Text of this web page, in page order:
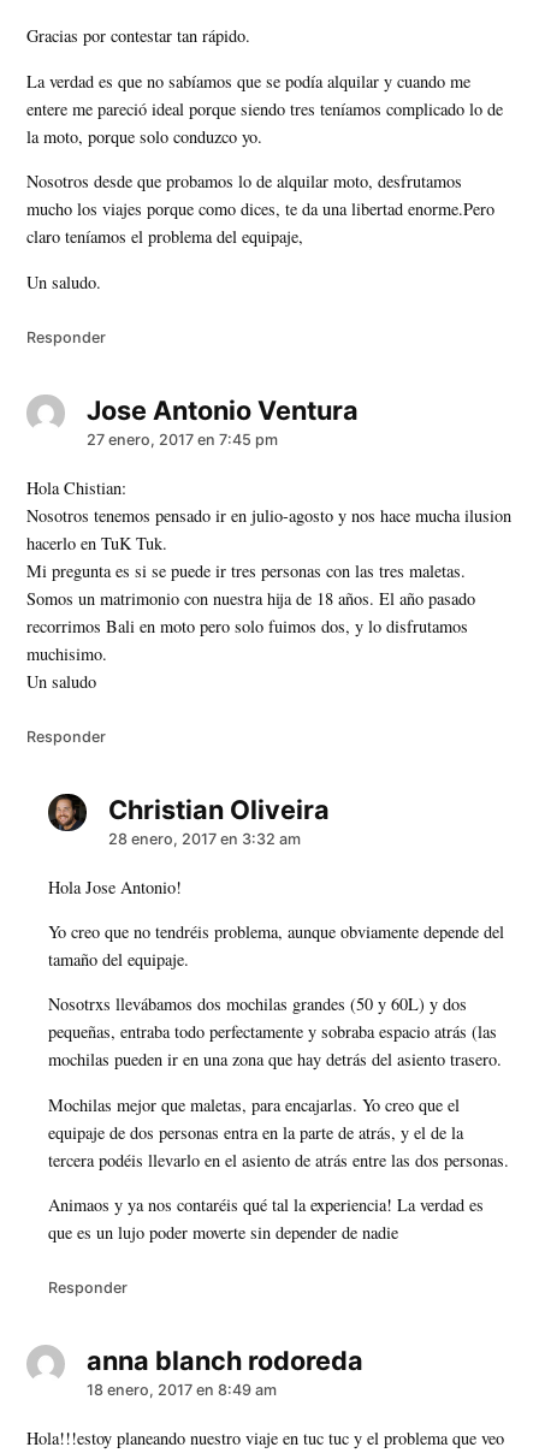
Gracias por contestar tan rápido.
La verdad es que no sabíamos que se podía alquilar y cuando me
entere me pareció ideal porque siendo tres teníamos complicado lo de
la moto, porque solo conduzco yo.
Nosotros desde que probamos lo de alquilar moto, desfrutamos
mucho los viajes porque como dices, te da una libertad enorme.Pero
claro teníamos el problema del equipaje,
Un saludo.
Responder
Jose Antonio Venturadice:
27 enero, 2017 en 7:45 pm
Hola Chistian:
Nosotros tenemos pensado ir en julio-agosto y nos hace mucha ilusion
hacerlo en TuK Tuk.
Mi pregunta es si se puede ir tres personas con las tres maletas.
Somos un matrimonio con nuestra hija de 18 años. El año pasado
recorrimos Bali en moto pero solo fuimos dos, y lo disfrutamos
muchisimo.
Un saludo
Responder
Christian Oliveiradice:
28 enero, 2017 en 3:32 am
Hola Jose Antonio!
Yo creo que no tendréis problema, aunque obviamente depende del
tamaño del equipaje.
Nosotrxs llevábamos dos mochilas grandes (50 y 60L) y dos
pequeñas, entraba todo perfectamente y sobraba espacio atrás (las
mochilas pueden ir en una zona que hay detrás del asiento trasero.
Mochilas mejor que maletas, para encajarlas. Yo creo que el
equipaje de dos personas entra en la parte de atrás, y el de la
tercera podéis llevarlo en el asiento de atrás entre las dos personas.
Animaos y ya nos contaréis qué tal la experiencia! La verdad es
que es un lujo poder moverte sin depender de nadie
Responder
anna blanch rodoredadice:
18 enero, 2017 en 8:49 am
Hola!!!estoy planeando nuestro viaje en tuc tuc y el problema que veo